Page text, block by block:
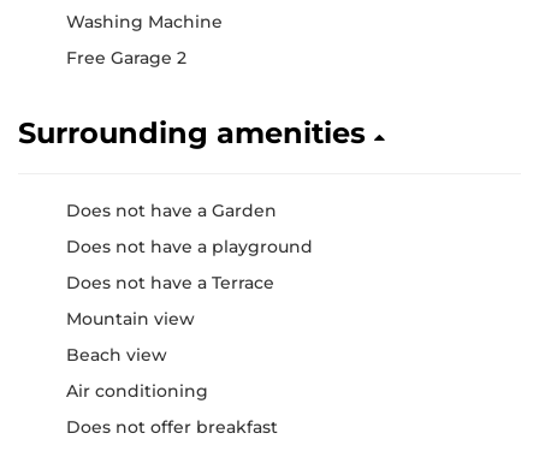
Washing Machine
Free Garage 2
Surrounding amenities
Does not have a Garden
Does not have a playground
Does not have a Terrace
Mountain view
Beach view
Air conditioning
Does not offer breakfast